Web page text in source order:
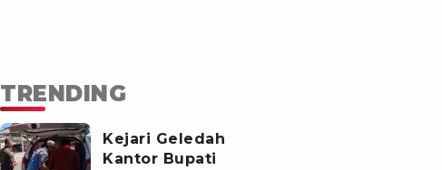
TRENDING
Kejari Geledah
Kantor Bupati